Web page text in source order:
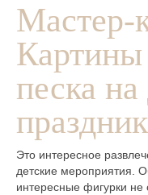
Мастер-
Картины
песка
праздник
Это интересное
детские мероприятия.
интересные фигурки